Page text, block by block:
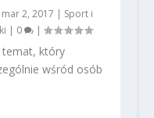
mar 2, 2017 | Sport i
| 0 |
który
wśród osób